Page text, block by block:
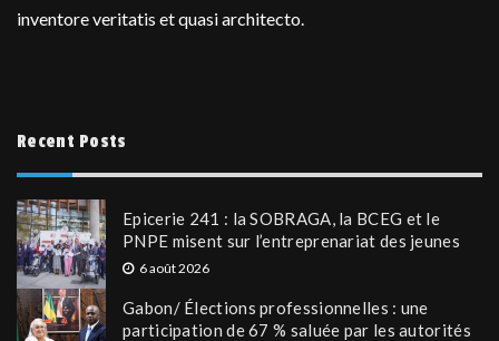
inventore veritatis et quasi architecto.
Recent Posts
Epicerie 241 : la SOBRAGA, la BCEG et le
PNPE misent sur l’entreprenariat des jeunes
6 août 2026
Gabon/ Élections professionnelles : une
participation de 67 % saluée par les autorités